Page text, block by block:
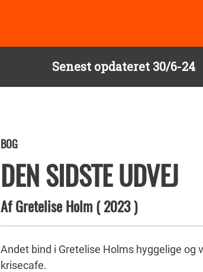
Senest opdateret 30/6-24
BOG
DEN SIDSTE UDVEJ
AfGretelise Holm(2023)
Andet bind i Gretelise Holms hyggelige
krisecafe.